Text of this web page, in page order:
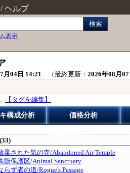
/ヘルプ
検索
表示
月04日 14:21 （最終更新： 2026年08月
【タグを編集】
構成分析 価格分析
棄された気の寺/Abandoned Air Temple
獣保護区/Animal Sanctuary
らず者の道/Rogue's Passage